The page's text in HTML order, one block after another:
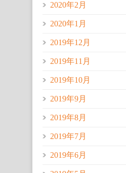
2020年2月
2020年1月
2019年12月
2019年11月
2019年10月
2019年9月
2019年8月
2019年7月
2019年6月